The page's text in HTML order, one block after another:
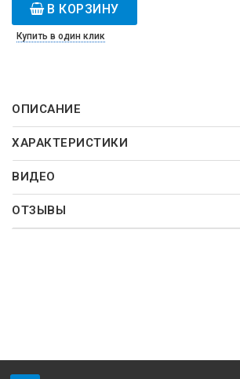
В КОРЗИНУ
Купить в один клик
ОПИСАНИЕ
ХАРАКТЕРИСТИКИ
ВИДЕО
ОТЗЫВЫ